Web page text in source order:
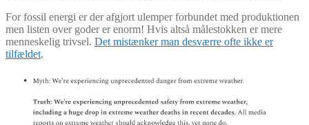
For fossil energi er der afgjort ulemper forbundet med produktionen
men listen over goder er enorm! Hvis altså målestokken er mere
menneskelig trivsel. Det mistænker man desværre ofte ikke er
tilfældet.